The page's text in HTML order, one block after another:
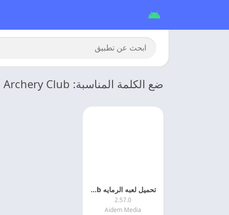
ضع الكلمة المناسبة: Archery Club
تحميل لعبه الرمايه Archery Club مهكره 2026 اخر اصدار
2.57.0
Aidem Media